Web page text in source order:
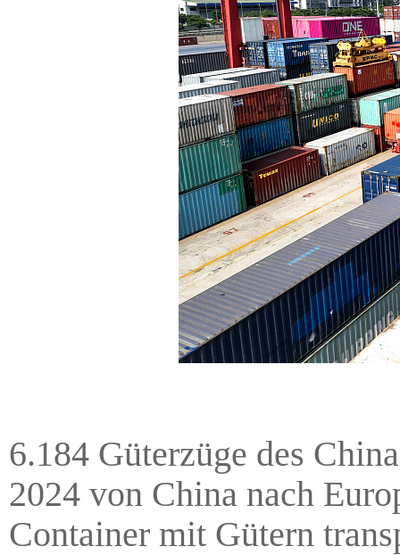
6.184 Güterzüge des
2024 von China nach
Container mit Gütern